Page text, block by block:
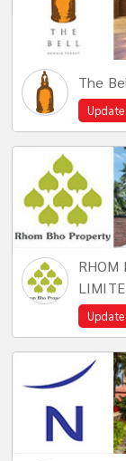
The
Update
RHOM
Update